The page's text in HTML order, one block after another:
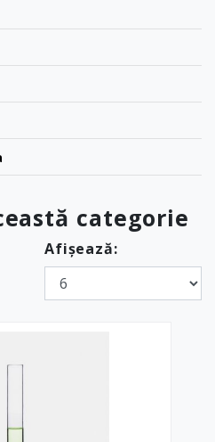
categorie
Afișează: